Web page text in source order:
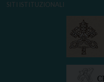
SITI ISTITUZIONALI